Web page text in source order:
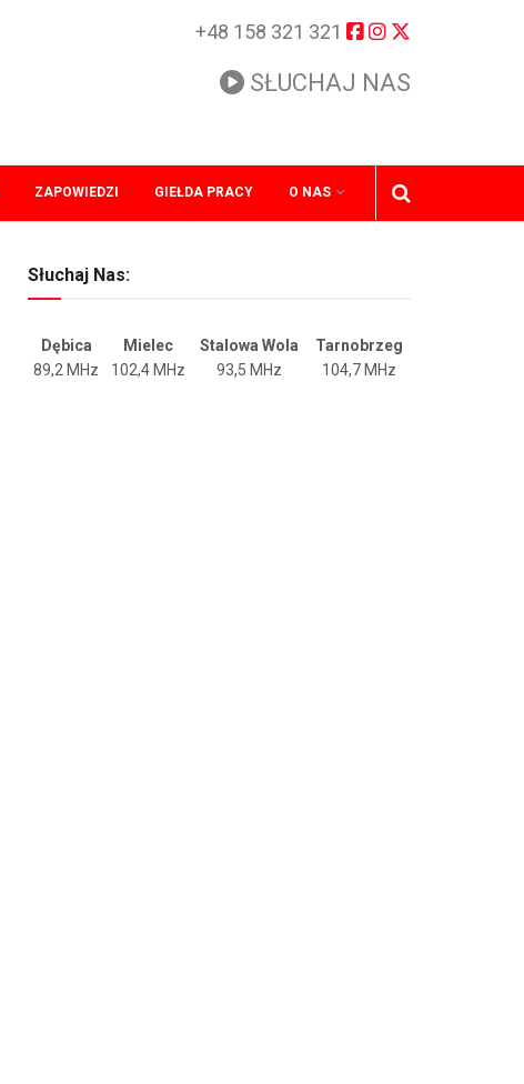
+48 158 321 321
SŁUCHAJ NAS
ZAPOWIEDZI GIEŁDA PRACY O NAS
Słuchaj Nas:
Dębica Mielec Stalowa Wola
Tarnobrzeg
89,2 MHz
102,4 MHz 93,5 MHz 104,7 MHz